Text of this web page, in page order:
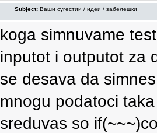
Subject: Ваши сугестии / идеи / забелешки
koga simnuvame
inputot i outputot za
se desava da
mnogu podatoci
sreduvas so